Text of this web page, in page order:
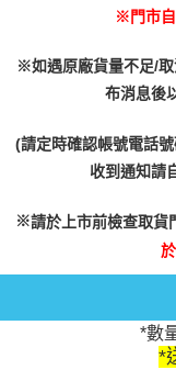
※門市
※如遇原廠貨量不足/
布消息後
(請定時確認帳號電話
收到通知請
※請於上市前檢查取貨
*數
*